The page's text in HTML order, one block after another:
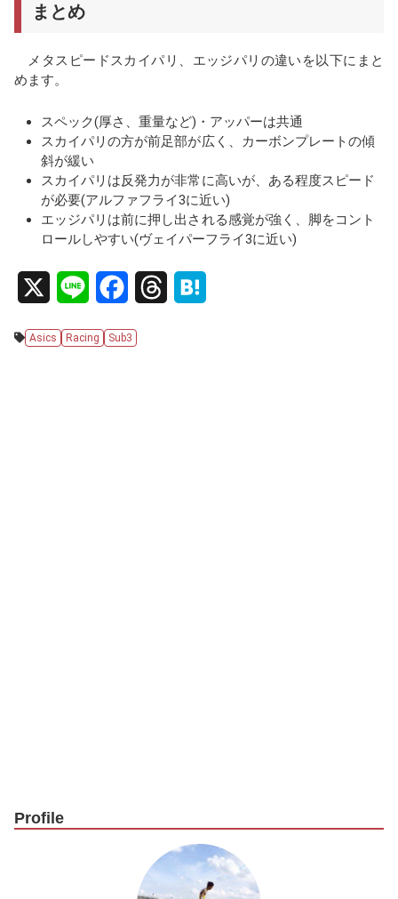
まとめ
メタスピードスカイパリ、エッジパリの違いを以下にまと
めます。
スペック(厚さ、重量など)・アッパーは共通
スカイパリの方が前足部が広く、カーボンプレートの傾
斜が緩い
スカイパリは反発力が非常に高いが、ある程度スピード
が必要(アルファフライ3に近い)
エッジパリは前に押し出される感覚が強く、脚をコント
ロールしやすい(ヴェイパーフライ3に近い)
n
c
Asics Racing Sub3
Profile